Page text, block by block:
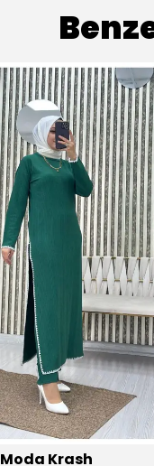
Moda Krash